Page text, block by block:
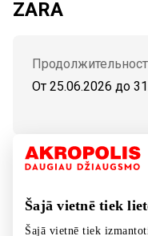
Šajā vietnē tiek
Šajā vietnē tiek
ZARA
От 25.06.2026 до
РАСПРОДАЖА.